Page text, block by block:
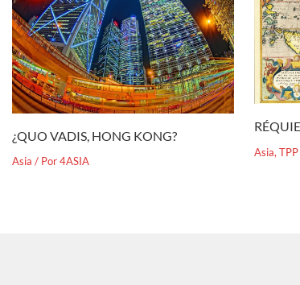
¿QUO VADIS, HONG KONG?
Asia / Por4ASIA
Asia,TPP